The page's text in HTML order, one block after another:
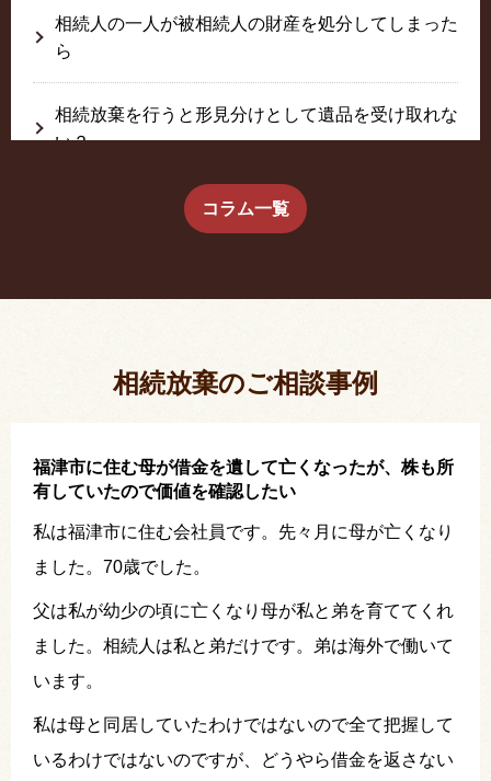
相続人の一人が被相続人の財産を処分してしまった
ら
相続放棄を行うと形見分けとして遺品を受け取れな
い？
生前に相続放棄すると約束した念書は有効か？
コラム一覧
相続放棄のご相談事例
福津市に住む母が借金を遺して亡くなったが、株も所
有していたので価値を確認したい
私は福津市に住む会社員です。先々月に母が亡くなり
ました。70歳でした。
父は私が幼少の頃に亡くなり母が私と弟を育ててくれ
ました。相続人は私と弟だけです。弟は海外で働いて
います。
私は母と同居していたわけではないので全て把握して
いるわけではないのですが、どうやら借金を返さない